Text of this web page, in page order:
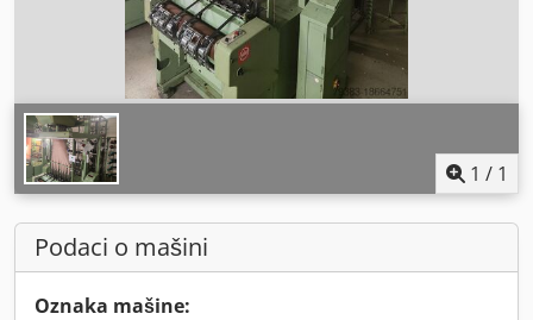
1 / 1
Podaci o mašini
Oznaka mašine: